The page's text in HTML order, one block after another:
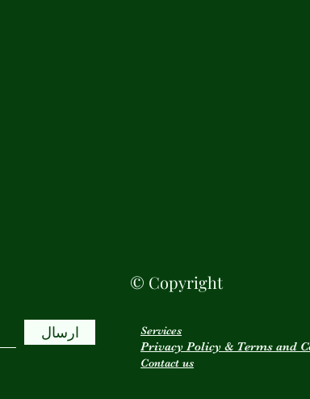
ارسال
© Copyright
Services
Privacy Policy & Terms and
Contact us